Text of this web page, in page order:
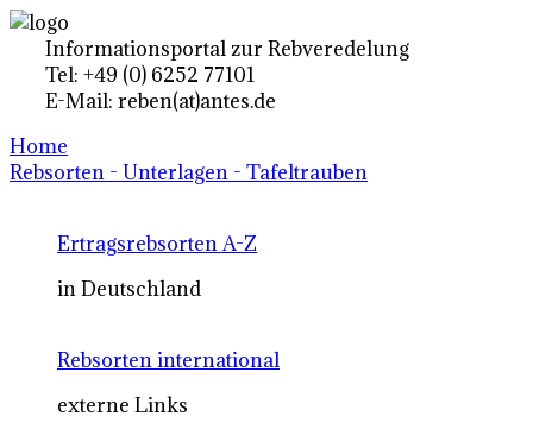
Informationsportal zur Rebveredelung
Tel: +49 (0) 6252 77101
E-Mail: reben(at)antes.de
Home
Rebsorten - Unterlagen - Tafeltrauben
Ertragsrebsorten A-Z
in Deutschland
Rebsorten international
externe Links